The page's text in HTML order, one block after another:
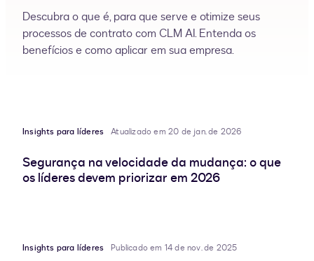
Descubra o que é, para que serve e otimize seus
processos de contrato com CLM AI. Entenda os
benefícios e como aplicar em sua empresa.
Insights para líderes Atualizado em 20 de jan. de 2026
Segurança na velocidade da mudança: o que
os líderes devem priorizar em 2026
Insights para líderes Publicado em 14 de nov. de 2025